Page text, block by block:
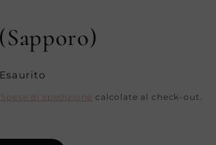
Esaurito
Spese di spedizione calcolate al check-out.